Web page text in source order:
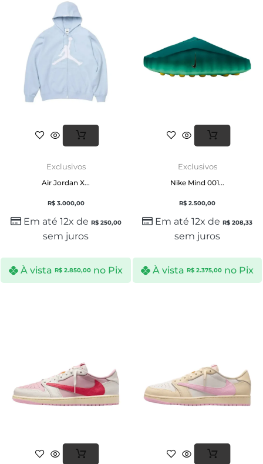
Exclusivos
Air Jordan X...
R$3.000,00
Em até 12x de R$250,00
sem juros
À vista R$ 2.850,00 no Pix
Exclusivos
Nike Mind 001...
R$ 2.500,00
Em até 12x de R$ 208,33
sem juros
À vista R$ 2.375,00 no Pix